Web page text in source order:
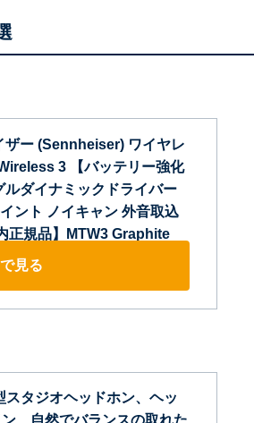
ザー (Sennheiser) ワイヤレ
3 【バッテリー強化
ダイナミックドライバー
ント ノイキャン 外音取込
正規品】MTW3 Graphite
見る
タジオヘッドホン、ヘッ
、自然でバランスの取れた